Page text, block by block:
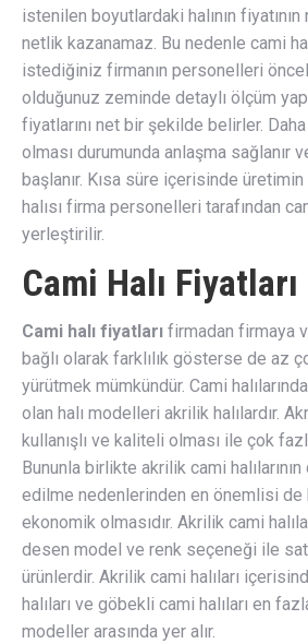
istenilen boyutlardaki halının fiyatının
netlik kazanamaz. Bu nedenle cami
istediğiniz firmanın personelleri
olduğunuz zeminde detaylı ölçüm
fiyatlarını net bir şekilde belirler.
olması durumunda anlaşma sağlanır
başlanır. Kısa süre içerisinde
halısı firma personelleri tarafından
yerleştirilir.
Cami Halı Fiyatları
Cami halı fiyatları firmadan firmaya
bağlı olarak farklılık gösterse de az
yürütmek mümkündür. Cami
olan halı modelleri akrilik halılardır.
kullanışlı ve kaliteli olması ile çok
Bununla birlikte akrilik cami
edilme nedenlerinden en önemlisi de
ekonomik olmasıdır. Akrilik cami
desen model ve renk seçeneği ile
ürünlerdir. Akrilik cami halıları
halıları ve göbekli cami halıları en
modeller arasında yer alır.